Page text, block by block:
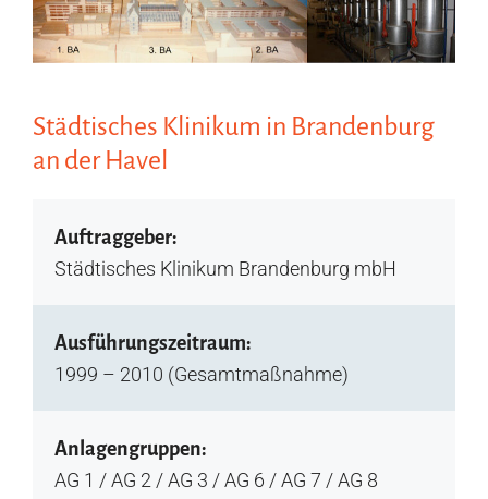
Städtisches Klinikum in Brandenburg
an der Havel
Auftraggeber:
Städtisches Klinikum Brandenburg mbH
Ausführungszeitraum:
1999 – 2010 (Gesamtmaßnahme)
Anlagengruppen:
AG 1 / AG 2 / AG 3 / AG 6 / AG 7 / AG 8